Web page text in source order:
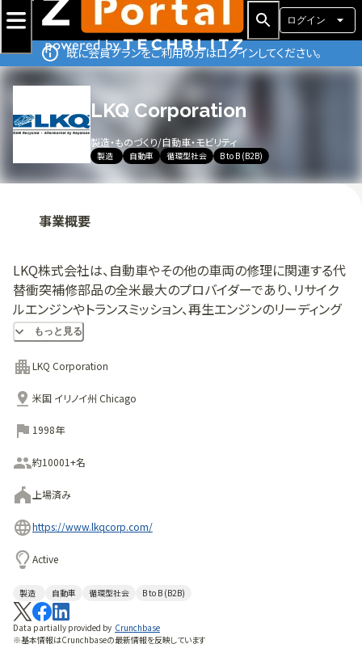
ログイン
既に会員プランをご利用の方はログインしてください。
LKQ Corporation
製造・ものづくり/自動車・モビリティ
製造 自動車 循環型社会 B to B (B2B)
事業概要
LKQ株式会社は、自動車やその他の車両の修理に関連する代
替衝突補修部品の全米最大のプロバイダーであり、リサイク
ルエンジンやトランスミッション、再生エンジンのリーディング
プロバイダーでもあります。 LKQはまた、英国、ベネルクス、フ
ランス、カナダ、メキシコ、中央アメリカでも事業を展開してい
ます。LKQは500以上の施設を運営し、自動車や小型、中型、
大型トラックの修理のための交換システム、部品、パーツを幅
広く顧客に提供している。LKQ Corporationは、1998年にオ
ハイオ州アクロンのTriplett Automotive Recyclingを買収
になるような会社を作ろうと考えました。業界では、全米規模
の新しいコングロマリットが、お客様からこのような評判を得
ることを成功させ、かつ費用対効果よく達成できるのか疑問視
する声もありました。しかし、LKQは2000年代初頭には38カ
所の整備工場と12カ所の配送センターを擁するネットワーク
に成長し、アメリカ全土で事業を展開するまでになりました。
もっと見る
LKQ Corporation
米国 イリノイ州 Chicago
1998年
約10001+名
上場済み
https://www.lkqcorp.com/
Active
製造 自動車 循環型社会 B to B (B2B)
Data partially provided by Crunchbase
※基本情報はCrunchbaseの最新情報を反映しています